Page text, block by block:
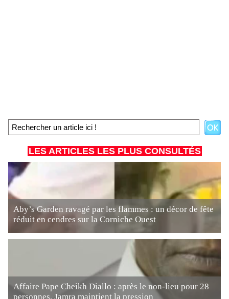
LES ARTICLES LES PLUS CONSULTÉS
Aby’s Garden ravagé par les flammes : un décor de fête
réduit en cendres sur la Corniche Ouest
Affaire Pape Cheikh Diallo : après le non-lieu pour 28
personnes, Jamra maintient la pression